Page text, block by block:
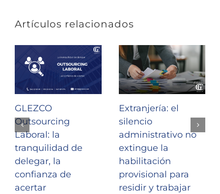
Artículos relacionados
GLEZCO
Outsourcing
Laboral: la
tranquilidad de
delegar, la
confianza de
acertar
Extranjería: el
silencio
administrativo no
extingue la
habilitación
provisional para
residir y trabajar